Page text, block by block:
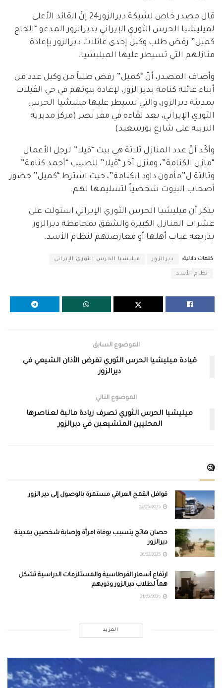
قال مصدر خاص لشبكة ديرالزور24 إنّ القائد الأعلى
لميليشيا الحرس الثوري الإيراني بديرالزور المدعو “الحاج
كميل” رفض طلب وكيل إحدى عائلات ديرالزور بإعادة
منازلهم التي تسيطر عليها الميليشيا.
وأضاف المصدر، أنّ “كميل” رفض طلباً من وكيل عدد من
أبناء عائلة كنامة بديرالزور، لإعادة بيوتهم في حي الڤيلات
بمدينة ديرالزور، والتي تسيطر عليها ميليشيا الحرس
الثوري الإيراني، بعد لقاءه في مقر نصر (مركز مديرية
التربية على شارع بورسعيد)
وأكّد أنّ عدد المنازل ثلاثة هي بيت “ڤيلا” لرجل الأعمال
“مازن الكنامة”، ومنزل آخر “ڤيلا” للطبيب “أحمد كنامة”
وثالثة ل”مأمون داود الكنامة”، حيث اشترط “كميل” حضور
أصحاب البيوت شخصياً لتسليمها لهم.
يذكر أن ميليشيا الحرس الثوري الإيراني استولت على
عشرات المنازل الكبيرة والشقق بمحافظة ديرالزور
بذريعة غياب أهلها أو معارضتهم لنظام الأسد.
كلمات دلالية: ديرالزور ميليشيا الحرس الثوري الإيراني
نظام الأسد
الموضوع السابق
قيادة ميليشيا الحرس الثوري تفرض الأذان الشيعي في
ديرالزور
الموضوع التالي
ميليشيا الحرس الثوري تصرف زيادة مالية لعناصرها
المحليين المتشيعين في ديرالزور
🧐
قوافل القمح العراقي مستمرة بالوصول إلى دير الزور
حصان هائج يتسبب بوفاة امرأة وإصابة شخصين بمدينة
ديرالزور
ارتفاع أسعار القرطاسية والمستلزمات الدراسية تشكل
هماً لطلاب ديرالزور وذويهم
المزيد